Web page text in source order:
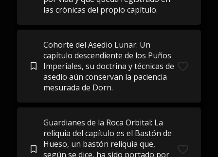
las crónicas del propio capítulo.
Cohorte del Asedio Lunar: Un
capítulo descendiente de los Puños
Imperiales, su doctrina y técnicas de
asedio aún conservan la paciencia
mesurada de Dorn.
Guardianes de la Roca Orbital: La
reliquia del capítulo es el Bastón de
Hueso, un bastón reliquia que,
según se dice, ha sido portado por